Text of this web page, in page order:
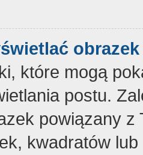
które mogą
postu.
powiązany z
kwadratów